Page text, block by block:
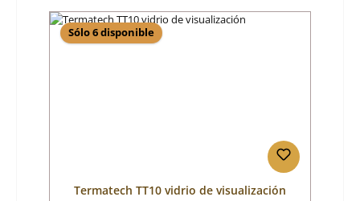
Sólo 6 disponible
Termatech TT10 vidrio de visualización